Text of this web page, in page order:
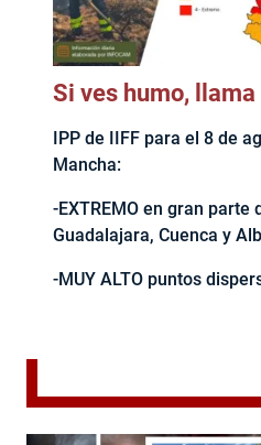
Si ves humo,
IPP de IIFF para el 8 de
Mancha:
-EXTREMO en gran parte
Guadalajara, Cuenca y
-MUY ALTO puntos